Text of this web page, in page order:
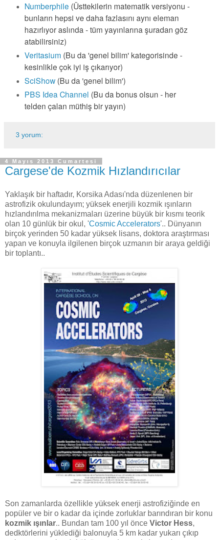
Numberphile (Üsttekilerin matematik versiyonu -
bunların hepsi ve daha fazlasını aynı eleman
hazırlıyor aslında - tüm yayınlarına şuradan göz
atabilirsiniz)
Veritasium (Bu da 'genel bilim' kategorisinde -
kesinlikle çok iyi iş çıkarıyor)
SciShow(Bu da 'genel bilim')
PBS Idea Channel (Bu da bonus olsun - her
telden çalan müthiş bir yayın)
3 yorum:
4 Mayıs 2013 Cumartesi
Cargese'de Kozmik Hızlandırıcılar
Yaklaşık bir haftadır, Korsika Adası'nda düzenlenen bir
astrofizik okulundayım; yüksek enerjili kozmik ışınların
hızlandırılma mekanizmaları üzerine büyük bir kısmı teorik
olan 10 günlük bir okul, 'Cosmic Accelerators'.. Dünyanın
birçok yerinden 50 kadar yüksek lisans, doktora araştırması
yapan ve konuyla ilgilenen birçok uzmanın bir araya geldiği
bir toplantı..
Son zamanlarda özellikle yüksek enerji astrofiziğinde en
popüler ve bir o kadar da içinde zorluklar barındıran bir konu
kozmik ışınlar.. Bundan tam 100 yıl önce Victor Hess,
dedktörlerini yüklediği balonuyla 5 km kadar yukarı çıkıp